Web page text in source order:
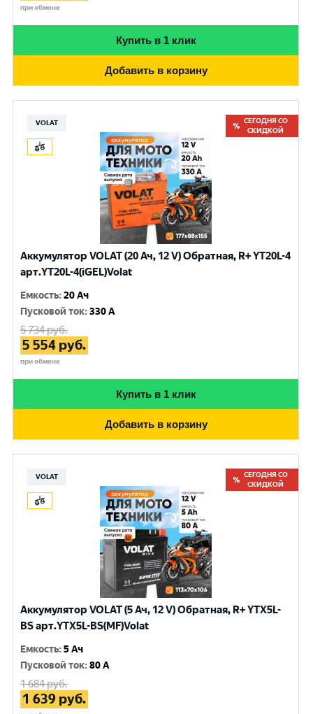
при обмене
Купить в 1 клик
Добавить в корзину
VOLAT
СЕГОДНЯ СО
СКИДКОЙ
Аккумулятор VOLAT (20 Ач, 12 V) Обратная, R+ YT20L-4
арт.YT20L-4(iGEL)Volat
Емкость:20 Ач
Пусковой ток:330 A
5 734руб.
5 554 руб.
при обмене
Купить в 1 клик
Добавить в корзину
VOLAT
СЕГОДНЯ СО
СКИДКОЙ
Аккумулятор VOLAT (5 Ач, 12 V) Обратная, R+ YTX5L-
BS арт.YTX5L-BS(MF)Volat
Емкость:5 Ач
Пусковой ток:80 A
1 684руб.
1 639 руб.